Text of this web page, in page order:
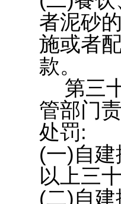
者泥砂
施或者
款。
第三
管部门
处罚:
(一)自
以上三
(二)自